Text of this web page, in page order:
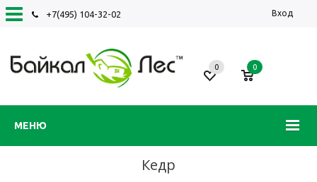
+7(495) 104-32-02 Вход
МЕНЮ
0 0
Кедр